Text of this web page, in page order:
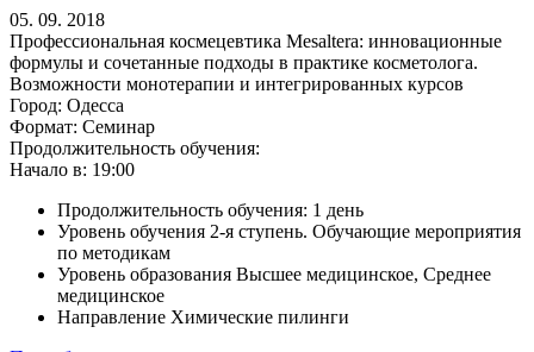
05. 09. 2018
Профессиональная космецевтика Mesaltera: инновационные
формулы и сочетанные подходы в практике косметолога.
Возможности монотерапии и интегрированных курсов
Город: Одесса
Формат: Семинар
Продолжительность обучения:
Начало в: 19:00
Продолжительность обучения: 1 день
Уровень обучения 2-я ступень. Обучающие мероприятия
по методикам
Уровень образования Высшее медицинское, Среднее
медицинское
Направление Химические пилинги